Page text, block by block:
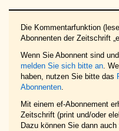
Die Kommentarfunktion
Abonnenten der Zeitschrift
Wenn Sie Abonnent sind
melden Sie sich bitte an.
haben, nutzen Sie bitte das
Abonnenten.
Mit einem ef-Abonnement
Zeitschrift (print und/oder
Dazu können Sie dann